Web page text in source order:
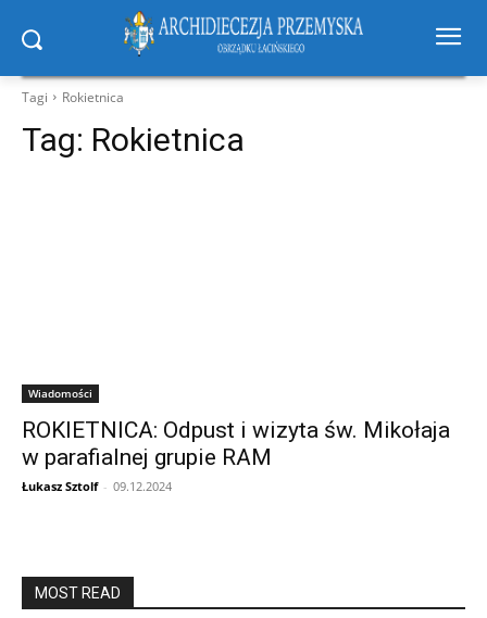
Tagi Rokietnica
Tag: Rokietnica
Wiadomości
ROKIETNICA: Odpust i wizyta św. Mikołaja
w parafialnej grupie RAM
Łukasz Sztolf - 09.12.2024
MOST READ